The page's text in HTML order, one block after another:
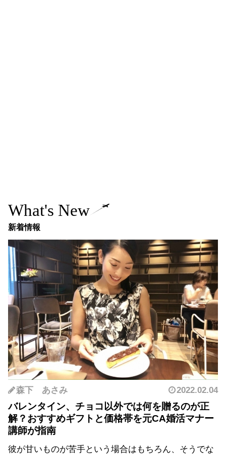
What's New
新着情報
森下 あさみ 2022.02.04
バレンタイン、チョコ以外では何を贈るのが正
解？おすすめギフトと価格帯を元CA婚活マナー
講師が指南
彼が甘いものが苦手という場合はもちろん、そうでな